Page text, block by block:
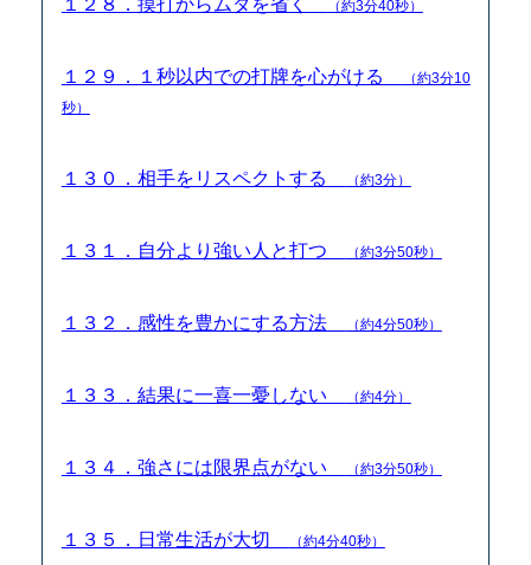
（約3分40秒）
１２９．１秒以内での打牌を心がける
（約3分10
秒）
１３０．相手をリスペクトする （約3分）
１３１．自分より強い人と打つ （約3分50秒）
１３２．感性を豊かにする方法 （約4分50秒）
１３３．結果に一喜一憂しない （約4分）
１３４．強さには限界点がない （約3分50秒）
１３５．日常生活が大切 （約4分40秒）